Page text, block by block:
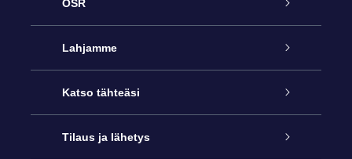
OSR
Palvelu
Ota meihin yhteyttä
Blogi
Lahjamme
Online Star -lahja
OSR-lahjapakkaus
Katso tähteäsi
Star Register
Tilaus ja lähetys